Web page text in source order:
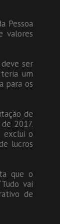
Pessoa
valores
ser
um
para os
de
2017.
exclui o
lucros
que o
vai
de